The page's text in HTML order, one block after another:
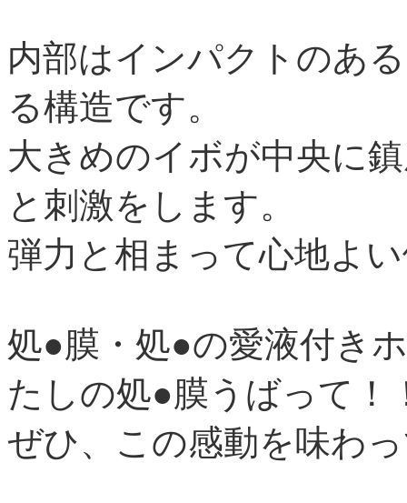
内部はインパクトのあ
る構造です。
大きめのイボが中央に
と刺激をします。
弾力と相まって心地よ
処●膜・処●の愛液付き
たしの処●膜うばって！
ぜひ、この感動を味わ